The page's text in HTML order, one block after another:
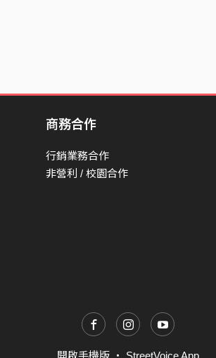
商務合作
行銷業務合作
非營利 / 校園合作
開啟手機版 ・ StreetVoice App